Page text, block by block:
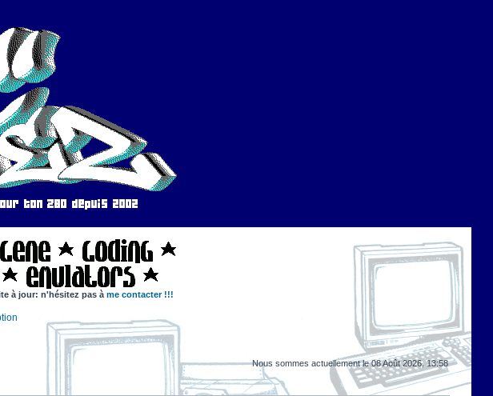
à jour: n'hésitez pas à me contacter !!!
Nous sommes actuellement le 08 Août 2026, 13:58